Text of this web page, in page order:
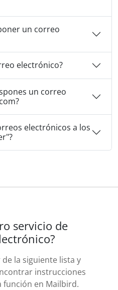
un correo
electrónico?
un correo
electrónicos a los
servicio de
la siguiente lista y
instrucciones
función en Mailbird.